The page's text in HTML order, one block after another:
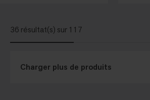
36 résultat(s) sur 117
Charger plus de produits